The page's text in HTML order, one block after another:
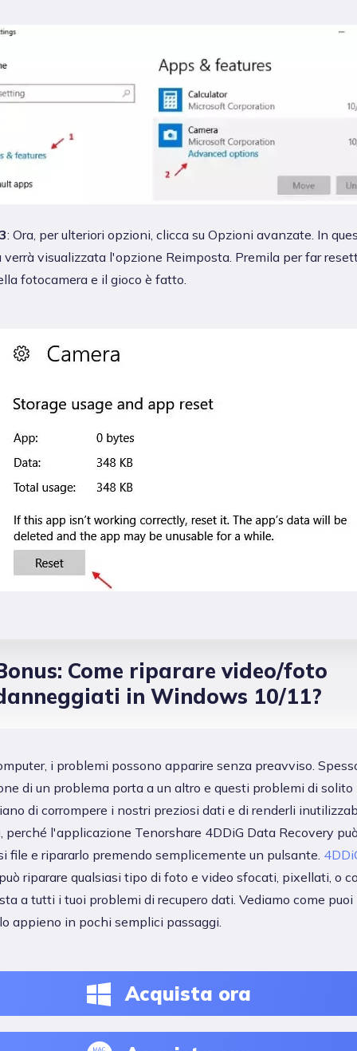
: Ora, per ulteriori opzioni, clicca su Opzioni avanzate. In
verrà visualizzata l'opzione Reimposta. Premila per far
fotocamera e il gioco è fatto.
Come riparare video/foto
in Windows 10/11?
i problemi possono apparire senza preavviso.
di un problema porta a un altro e questi problemi di solito
di corrompere i nostri preziosi dati e di renderli
perché l'applicazione Tenorshare 4DDiG Data Recovery
file e ripararlo premendo semplicemente un pulsante.
riparare qualsiasi tipo di foto e video sfocati, pixellati, o
a tutti i tuoi problemi di recupero dati. Vediamo come puoi
appieno in pochi semplici passaggi.
Acquista ora